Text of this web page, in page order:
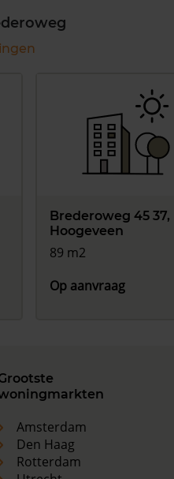
Brederoweg 45 37,
Hoogeveen
89 m2
Op aanvraag
Amsterdam
Den Haag
Rotterdam